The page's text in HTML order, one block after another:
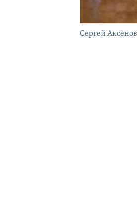
Сергей Аксенов